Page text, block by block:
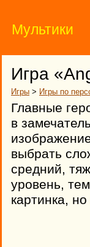
Мультики
Игра
Игры > Игры по
Главные
в
выбрать
средний,
уровень,
картинка,